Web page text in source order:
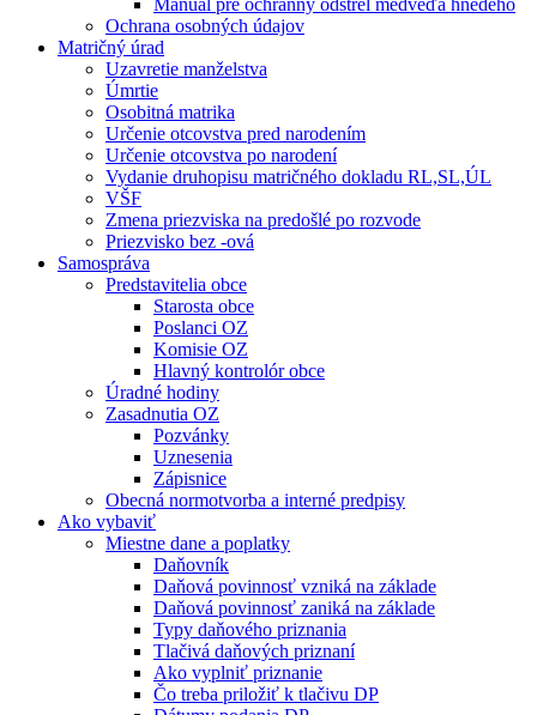
Manuál pre ochranný odstrel medveďa hnedého
Ochrana osobných údajov
Matričný úrad
Uzavretie manželstva
Úmrtie
Osobitná matrika
Určenie otcovstva pred narodením
Určenie otcovstva po narodení
Vydanie druhopisu matričného dokladu RL,SL,ÚL
VŠF
Zmena priezviska na predošlé po rozvode
Priezvisko bez -ová
Samospráva
Predstavitelia obce
Starosta obce
Poslanci OZ
Komisie OZ
Hlavný kontrolór obce
Úradné hodiny
Zasadnutia OZ
Pozvánky
Uznesenia
Zápisnice
Obecná normotvorba a interné predpisy
Ako vybaviť
Miestne dane a poplatky
Daňovník
Daňová povinnosť vzniká na základe
Daňová povinnosť zaniká na základe
Typy daňového priznania
Tlačivá daňových priznaní
Ako vyplniť priznanie
Čo treba priložiť k tlačivu DP